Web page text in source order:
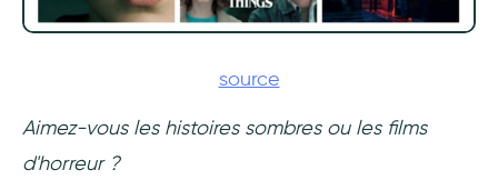
source
Aimez-vous les histoires sombres ou les films
d'horreur ?